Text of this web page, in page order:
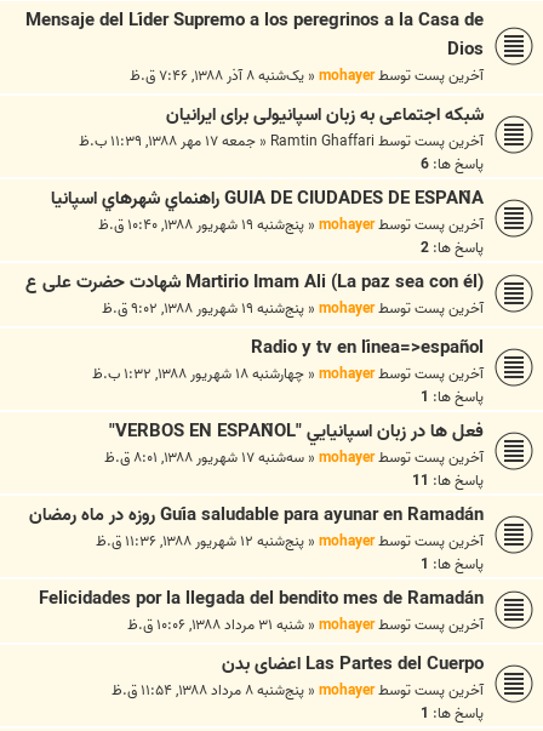
Mensaje del Líder Supremo a los peregrinos a la Casa de
Dios
آخرین پست توسطmohayer
« یک‌شنبه ۸ آذر ۱۳۸۸, ۷:۴۶ ق.ظ
شبکه اجتماعی به زبان اسپانیولی برای ایرانیان
آخرین پست توسطRamtin Ghaffari
« جمعه ۱۷ مهر ۱۳۸۸, ۱۱:۳۹ ب.ظ
پاسخ ها: 6
GUIA DE CIUDADES DE ESPAÑA راهنماي شهرهاي اسپانيا
آخرین پست توسطmohayer
« پنج‌شنبه ۱۹ شهریور ۱۳۸۸, ۱۰:۴۰ ق.ظ
پاسخ ها: 2
Martirio Imam Ali (La paz sea con él) شهادت حضرت علی ع
آخرین پست توسطmohayer
« پنج‌شنبه ۱۹ شهریور ۱۳۸۸, ۹:۰۲ ق.ظ
Radio y tv en línea=>español
آخرین پست توسطmohayer
« چهارشنبه ۱۸ شهریور ۱۳۸۸, ۱:۳۲ ب.ظ
پاسخ ها: 1
فعل ها در زبان اسپانيايي "VERBOS EN ESPAÑOL"
آخرین پست توسطmohayer
« سه‌شنبه ۱۷ شهریور ۱۳۸۸, ۸:۰۱ ق.ظ
پاسخ ها: 11
Guía saludable para ayunar en Ramadán روزه در ماه رمضان
آخرین پست توسطmohayer
« پنج‌شنبه ۱۲ شهریور ۱۳۸۸, ۱۱:۳۶ ق.ظ
پاسخ ها: 1
Felicidades por la llegada del bendito mes de Ramadán
آخرین پست توسطmohayer
« شنبه ۳۱ مرداد ۱۳۸۸, ۱۰:۰۶ ق.ظ
Las Partes del Cuerpo اعضای بدن
آخرین پست توسطmohayer
« پنج‌شنبه ۸ مرداد ۱۳۸۸, ۱۱:۵۴ ق.ظ
پاسخ ها: 1